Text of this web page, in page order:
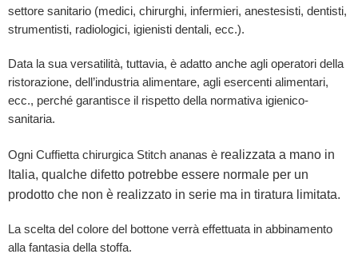
settore sanitario (medici, chirurghi, infermieri, anestesisti, dentisti,
strumentisti, radiologici, igienisti dentali, ecc.).
Data la sua versatilità, tuttavia, è adatto anche agli operatori della
ristorazione, dell’industria alimentare, agli esercenti alimentari,
ecc., perché garantisce il rispetto della normativa igienico-
sanitaria.
Ogni Cuffietta chirurgica Stitch ananas è realizzata a mano in
Italia, qualche difetto potrebbe essere normale per un
prodotto che non è realizzato in serie ma in tiratura limitata.
La scelta del colore del bottone verrà effettuata in abbinamento
alla fantasia della stoffa.